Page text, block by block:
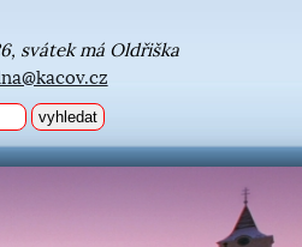
svátek má Oldřiška